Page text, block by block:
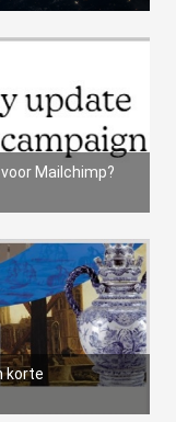
Mailchimp?
korte